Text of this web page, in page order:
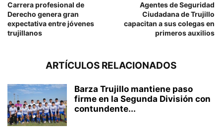
Carrera profesional de
Derecho genera gran
expectativa entre jóvenes
trujillanos
Agentes de Seguridad
Ciudadana de Trujillo
capacitan a sus colegas en
primeros auxilios
ARTÍCULOS RELACIONADOS
Barza Trujillo mantiene paso
firme en la Segunda División con
contundente...